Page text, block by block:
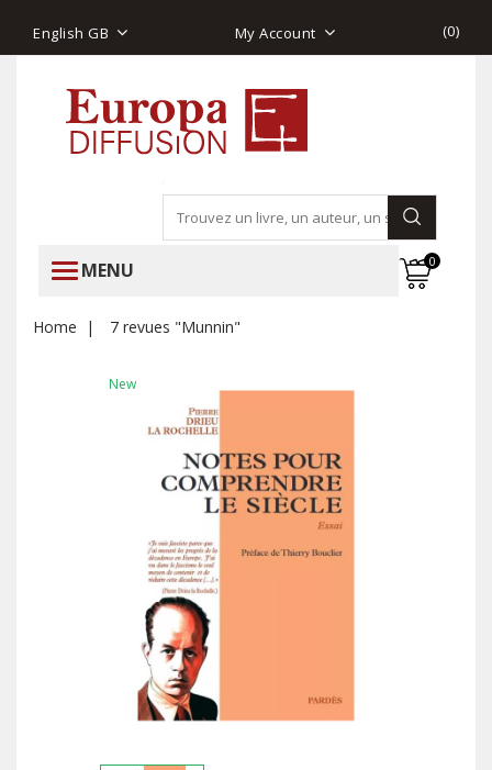
English GB My Account (0)
MENU 0
Home 7 revues "Munnin"
New